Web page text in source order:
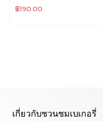
฿190.00
เกี่ยวกับชวนชมเบเกอรี่